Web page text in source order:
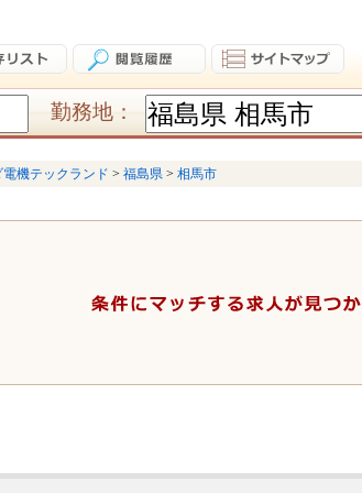
勤務地：
電機テックランド 福島県 相馬市